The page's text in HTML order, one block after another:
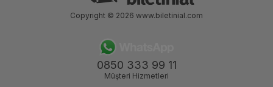
0850 333 99 11
Müşteri Hizmetleri
Copyright © 2026 www.biletinial.com